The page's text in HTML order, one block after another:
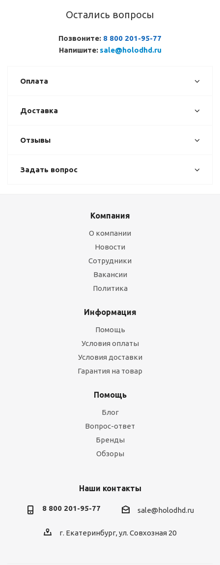
Остались вопросы
Позвоните: 8 800 201-95-77
Напишите: sale@holodhd.ru
Оплата
Доставка
Отзывы
Задать вопрос
Компания
О компании
Новости
Сотрудники
Вакансии
Политика
Информация
Помощь
Условия оплаты
Условия доставки
Гарантия на товар
Помощь
Блог
Вопрос-ответ
Бренды
Обзоры
Наши контакты
8 800 201-95-77 sale@holodhd.ru
г. Екатеринбург, ул. Совхозная 20